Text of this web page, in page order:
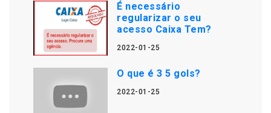
É necessário
regularizar o seu
acesso Caixa Tem?
2022-01-25
O que é 3 5 gols?
2022-01-25